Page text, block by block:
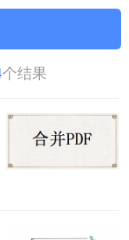
怎么把pdf合并到一
无需安装，高效办公。
个结果